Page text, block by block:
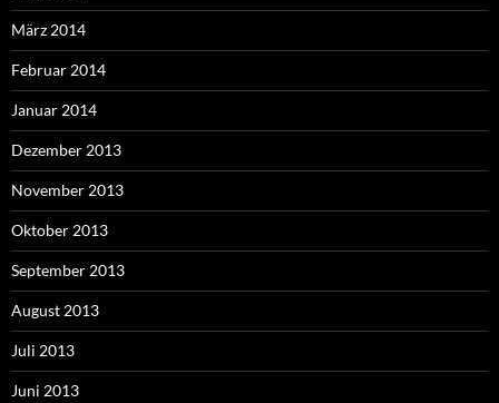
März 2014
Februar 2014
Januar 2014
Dezember 2013
November 2013
Oktober 2013
September 2013
August 2013
Juli 2013
Juni 2013